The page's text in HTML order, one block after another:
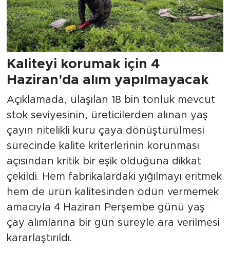
Kaliteyi korumak için 4
Haziran'da alım yapılmayacak
Açıklamada, ulaşılan 18 bin tonluk mevcut
stok seviyesinin, üreticilerden alınan yaş
çayın nitelikli kuru çaya dönüştürülmesi
sürecinde kalite kriterlerinin korunması
açısından kritik bir eşik olduğuna dikkat
çekildi. Hem fabrikalardaki yığılmayı eritmek
hem de ürün kalitesinden ödün vermemek
amacıyla 4 Haziran Perşembe günü yaş
çay alımlarına bir gün süreyle ara verilmesi
kararlaştırıldı.